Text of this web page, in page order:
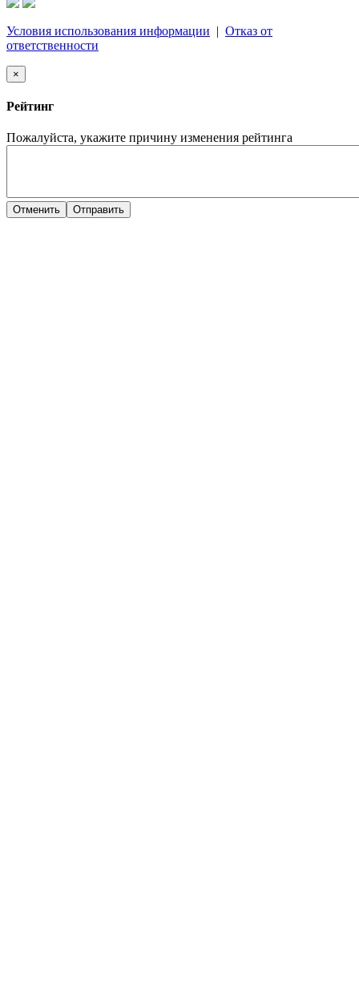
Условия использования информации | Отказ от
ответственности
×
Рейтинг
Пожалуйста, укажите причину изменения рейтинга
Отменить Отправить